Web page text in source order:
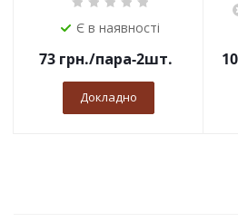
Є в наявності
73грн./пара-2шт.
Докладно